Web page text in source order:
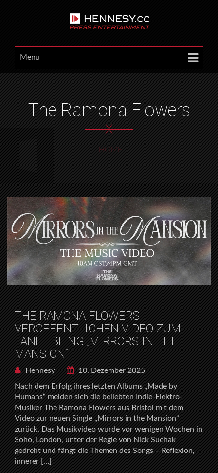
Menu
The Ramona Flowers
X
HOME
THE RAMONA FLOWERS
VERÖFFENTLICHEN VIDEO ZUM
FANLIEBLING „MIRRORS IN THE
MANSION“
Hennesy
10. Dezember 2025
Nach dem Erfolg ihres letzten Albums „Made by
Humans“ melden sich die beliebten Indie-Elektro-
Musiker The Ramona Flowers aus Bristol mit dem
Video zur neuen Single „Mirrors in the Mansion“
zurück. Das Musikvideo wurde vor wenigen Wochen in
Soho, London, unter der Regie von Nick Suchak
gedreht und fängt die Themen des Songs – Reflexion,
innerer […]